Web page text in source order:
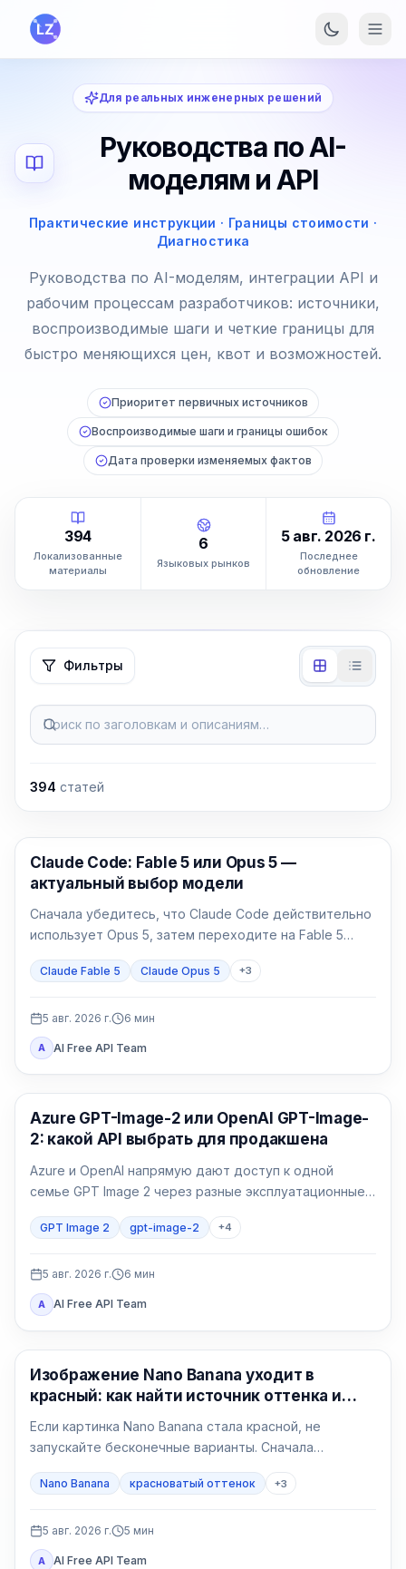
Перейти к основному содержанию
Для реальных инженерных решений
Руководства по AI-
моделям и API
Практические инструкции · Границы стоимости ·
Диагностика
Руководства по AI-моделям, интеграции API и
рабочим процессам разработчиков: источники,
воспроизводимые шаги и четкие границы для
быстро меняющихся цен, квот и возможностей.
Приоритет первичных источников
Воспроизводимые шаги и границы ошибок
Дата проверки изменяемых фактов
394
Локализованные
материалы
6
Языковых рынков
5 авг. 2026 г.
Последнее
обновление
Фильтры
Поиск по заголовкам и описаниям…
394 статей
Claude Code
Claude Code: Fable 5 или Opus 5 —
актуальный выбор модели
Сначала убедитесь, что Claude Code действительно
использует Opus 5, затем переходите на Fable 5
Claude Fable 5 Claude Opus 5 +3
5 авг. 2026 г. 6 мин
A AI Free API Team
Генерация изображений ИИ
Azure GPT-Image-2 или OpenAI GPT-Image-
2: какой API выбрать для продакшена
Azure и OpenAI напрямую дают доступ к одной
семье GPT Image 2 через разные эксплуатационные
регион, счёт, квота, формат и владелец поддержки.
GPT Image 2 gpt-image-2 +4
5 авг. 2026 г. 6 мин
A AI Free API Team
Генерация изображений ИИ
Изображение Nano Banana уходит в
красный: как найти источник оттенка и
исправить его
Если картинка Nano Banana стала красной, не
запускайте бесконечные варианты. Сначала
сравните исходный файл в двух программах, затем
сделайте нейтральный тест без референса и
Nano Banana красноватый оттенок +3
5 авг. 2026 г. 5 мин
A AI Free API Team